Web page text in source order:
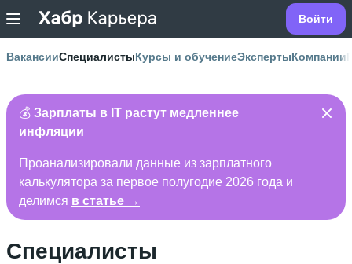
Войти
ВакансииСпециалистыКурсы и обучениеЭкспертыКомпании
💰 Зарплаты в IT растут медленнее
инфляции
Проанализировали данные из зарплатного
калькулятора за первое полугодие 2026 года и
делимся в статье →
Специалисты